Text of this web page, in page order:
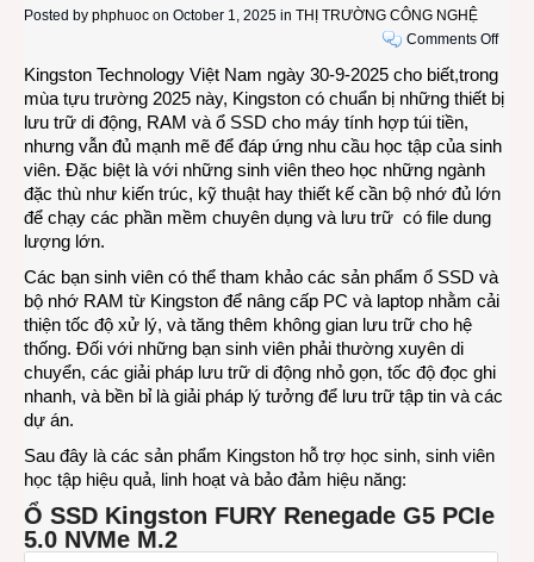
Posted by phphuoc on October 1, 2025 in THỊ TRƯỜNG CÔNG NGHỆ
Comments Offon
sản
phẩm
nhớ
dành
viên
mùa
Kingston Technology Việt Nam ngày 30-9-2025 cho biết,trong
mùa tựu trường 2025 này, Kingston có chuẩn bị những thiết bị
lưu trữ di động, RAM và ổ SSD cho máy tính hợp túi tiền,
nhưng vẫn đủ mạnh mẽ để đáp ứng nhu cầu học tập của sinh
viên. Đặc biệt là với những sinh viên theo học những ngành
đặc thù như kiến trúc, kỹ thuật hay thiết kế cần bộ nhớ đủ lớn
để chạy các phần mềm chuyên dụng và lưu trữ có file dung
lượng lớn.
Các bạn sinh viên có thể tham khảo các sản phẩm ổ SSD và
bộ nhớ RAM từ Kingston để nâng cấp PC và laptop nhằm cải
thiện tốc độ xử lý, và tăng thêm không gian lưu trữ cho hệ
thống. Đối với những bạn sinh viên phải thường xuyên di
chuyển, các giải pháp lưu trữ di động nhỏ gọn, tốc độ đọc ghi
nhanh, và bền bỉ là giải pháp lý tưởng để lưu trữ tập tin và các
dự án.
Sau đây là các sản phẩm Kingston hỗ trợ học sinh, sinh viên
học tập hiệu quả, linh hoạt và bảo đảm hiệu năng:
Ổ SSD Kingston FURY Renegade G5 PCIe
5.0 NVMe M.2